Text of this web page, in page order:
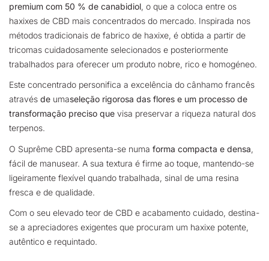
premium com 50 % de canabidiol, o que a coloca entre os
haxixes de CBD mais concentrados do mercado. Inspirada nos
métodos tradicionais de fabrico de haxixe, é obtida a partir de
tricomas cuidadosamente selecionados e posteriormente
trabalhados para oferecer um produto nobre, rico e homogéneo.
Este concentrado personifica a excelência do cânhamo francês
através de umaseleção rigorosa das flores e um processo de
transformação preciso que visa preservar a riqueza natural dos
terpenos.
O Suprême CBD apresenta-se numa forma compacta e densa,
fácil de manusear. A sua textura é firme ao toque, mantendo-se
ligeiramente flexível quando trabalhada, sinal de uma resina
fresca e de qualidade.
Com o seu elevado teor de CBD e acabamento cuidado, destina-
se a apreciadores exigentes que procuram um haxixe potente,
autêntico e requintado.